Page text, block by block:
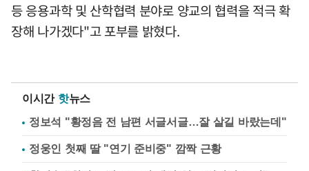
등 응용과학 및 산학협력 분야로 양교의 협력을 적극 확
장해 나가겠다"고 포부를 밝혔다.
이시간 핫뉴스
정보석 "황정음 전 남편 서글서글…잘 살길 바랐는데"
정웅인 첫째 딸 "연기 준비중" 깜짝 근황